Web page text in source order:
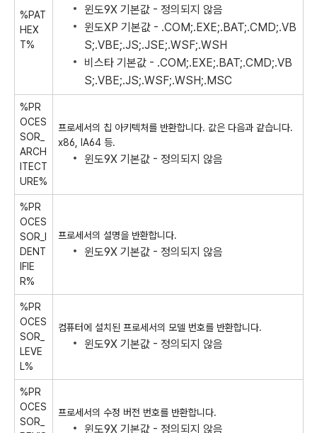
%PAT
HEX
T%
윈도9X 기본값 - 정의되지 않음
윈도XP 기본값 - .COM;.EXE;.BAT;.CMD;.VB
S;.VBE;.JS;.JSE;.WSF;.WSH
비스타 기본값 - .COM;.EXE;.BAT;.CMD;.VB
S;.VBE;.JS;.WSF;.WSH;. MSC
%PR
OCES
SOR_
ARCH
ITECT
URE%
프로세서의 칩 아키텍처를 반환합니다. 값은 다음과 같습니다.
x86, IA64 등.
윈도9X 기본값 - 정의되지 않음
%PR
OCES
SOR_I
DENT
IFIE
R%
프로세서의 설명을 반환합니다.
윈도9X 기본값 - 정의되지 않음
%PR
OCES
SOR_
LEVE
L%
컴퓨터에 설치된 프로세서의 모델 번호를 반환합니다.
윈도9X 기본값 - 정의되지 않음
%PR
OCES
SOR_
프로세서의 수정 버전 번호를 반환합니다.
윈도9X 기본값 - 정의되지 않음